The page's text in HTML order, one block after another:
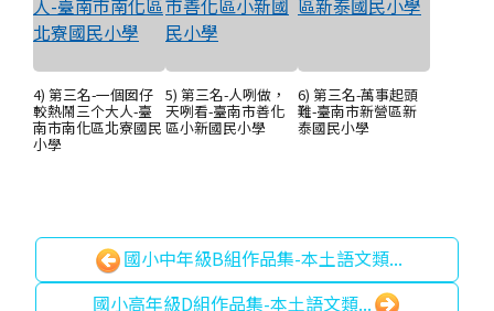
4) 第三名-一個囡仔
較熱鬧三个大人-臺
南市南化區北寮國民
小學
5) 第三名-人咧做，
天咧看-臺南市善化
區小新國民小學
6) 第三名-萬事起頭
難-臺南市新營區新
泰國民小學
國小中年級B組作品集-本土語文類...
國小高年級D組作品集-本土語文類...